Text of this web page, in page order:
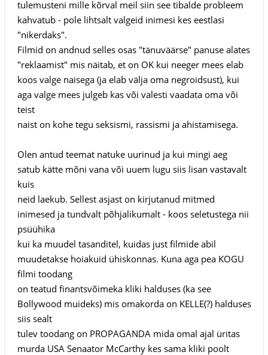
tulemusteni mille kõrval meil siin see tibalde probleem
kahvatub - pole lihtsalt valgeid inimesi kes eestlasi
"nikerdaks".
Filmid on andnud selles osas "tänuväärse" panuse alates
"reklaamist" mis näitab, et on OK kui neeger mees elab
koos valge naisega (ja elab välja oma negroidsust), kui
aga valge mees julgeb kas või valesti vaadata oma või
teist
naist on kohe tegu seksismi, rassismi ja ahistamisega.
Olen antud teemat natuke uurinud ja kui mingi aeg
satub kätte mõni vana või uuem lugu siis lisan vastavalt
kuis
neid laekub. Sellest asjast on kirjutanud mitmed
inimesed ja tundvalt põhjalikumalt - koos seletustega nii
psüühika
kui ka muudel tasanditel, kuidas just filmide abil
muudetakse hoiakuid ühiskonnas. Kuna aga pea KOGU
filmi toodang
on teatud finantsvõimeka kliki halduses (ka see
Bollywood muideks) mis omakorda on KELLE(?) halduses
siis sealt
tulev toodang on PROPAGANDA mida omal ajal üritas
murda USA Senaator McCarthy kes sama kliki poolt